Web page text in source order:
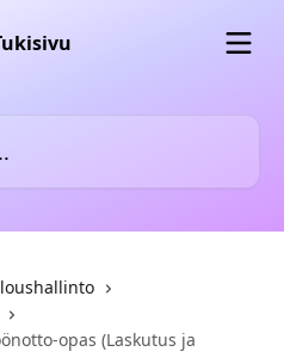
opas (Laskutus ja